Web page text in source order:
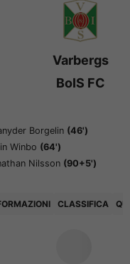
Varbergs
BoIS FC
Borgelin (46')
Winbo (64')
Nilsson (90+5')
CLASSIFICA